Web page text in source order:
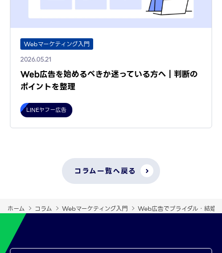
Webマーケティング入門
2026.05.21
Web広告を始めるべきか迷っている方へ｜判断の
ポイントを整理
LINEヤフー広告
コラム一覧へ戻る
ホーム コラム Webマーケティング入門 Web広告でブライダル・結婚